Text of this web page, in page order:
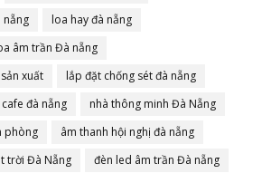
nẵng
loa hay đà nẵng
âm trần Đà nẵng
xuất
lắp đặt chống sét đà nẵng
đà nẵng
nhà thông minh Đà Nẵng
phòng
âm thanh hội nghị đà nẵng
trời Đà Nẵng
đèn led âm trần Đà nẵng